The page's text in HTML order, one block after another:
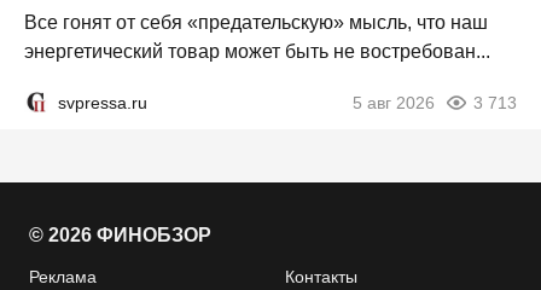
Все гонят от себя «предательскую» мысль, что наш
энергетический товар может быть не востребован...
svpressa.ru 5 авг 2026 3 713
© 2026 ФИНОБЗОР
Реклама Контакты